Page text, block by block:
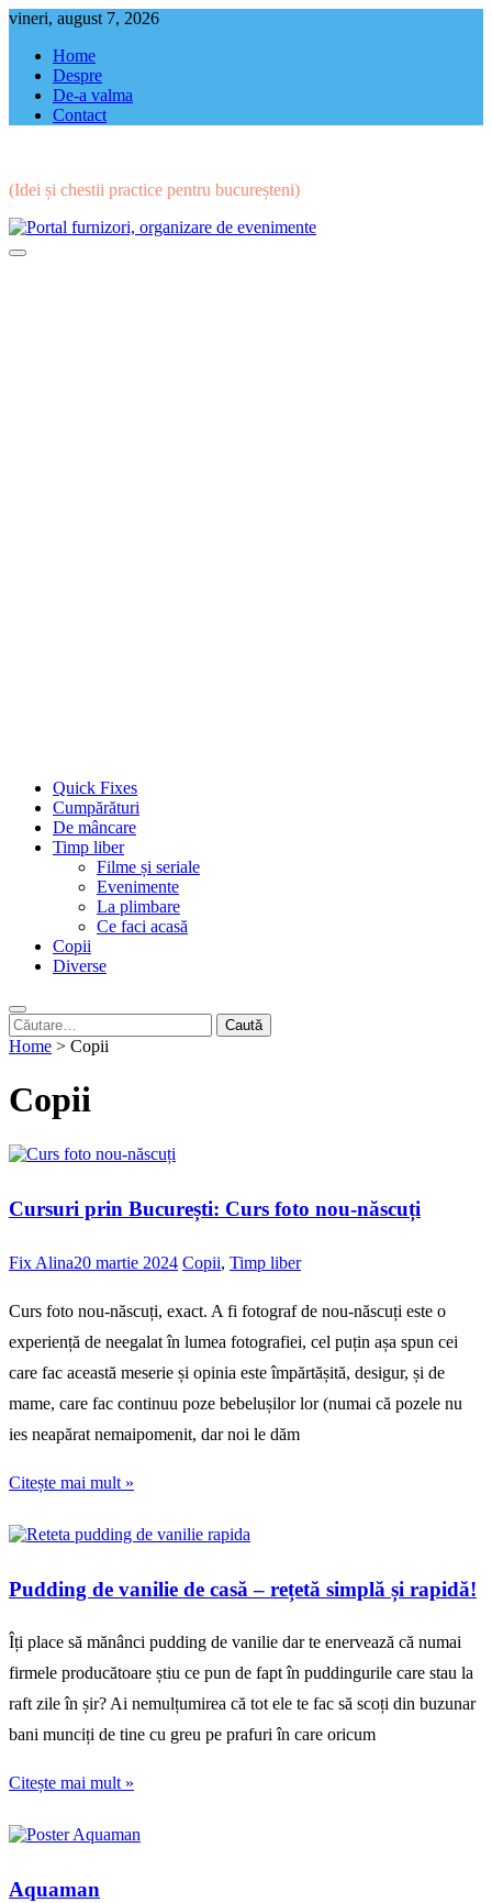
Skip
content
vineri, august 7, 2026
Home
Despre
De-a valma
Contact
(Idei și chestii practice pentru bucureșteni)
Quick Fixes
Cumpărături
De mâncare
Timp liber
Filme și seriale
Evenimente
La plimbare
Ce faci acasă
Copii
Diverse
Caută
după:
Home > Copii
Copii
Cursuri prin București: Curs foto nou-născuți
Fix Alina20 martie 2024 Copii, Timp liber
Curs foto nou-născuți, exact. A fi fotograf de nou-născuți este o
experiență de neegalat în lumea fotografiei, cel puțin așa spun cei
care fac această meserie și opinia este împărtășită, desigur, și de
mame, care fac continuu poze bebelușilor lor (numai că pozele nu
ies neapărat nemaipomenit, dar noi le dăm
Citește mai mult »
Pudding de vanilie de casă – rețetă simplă și rapidă!
Îți place să mănânci pudding de vanilie dar te enervează că numai
firmele producătoare știu ce pun de fapt în puddingurile care stau la
raft zile în șir? Ai nemulțumirea că tot ele te fac să scoți din buzunar
bani munciți de tine cu greu pe prafuri în care oricum
Citește mai mult »
Aquaman